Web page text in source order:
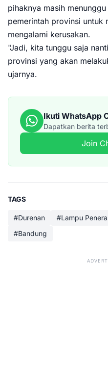
pihaknya masih
pemerintah provinsi untuk
mengalami kerusakan.
"Jadi, kita tunggu saja
provinsi yang akan
ujarnya.
Ikuti WhatsApp
Dapatkan berita
Join
TAGS
#Durenan
#Lampu
#Bandung